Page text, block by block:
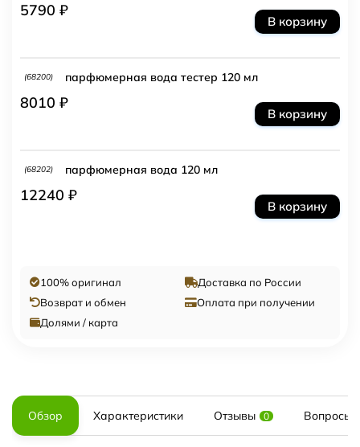
5790 ₽
В корзину
(68200) парфюмерная вода тестер 120 мл
8010 ₽
В корзину
(68202) парфюмерная вода 120 мл
12240 ₽
В корзину
100% оригинал
Доставка по России
Возврат и обмен
Оплата при получении
Долями / карта
Обзор Характеристики Отзывы 0 Вопросы